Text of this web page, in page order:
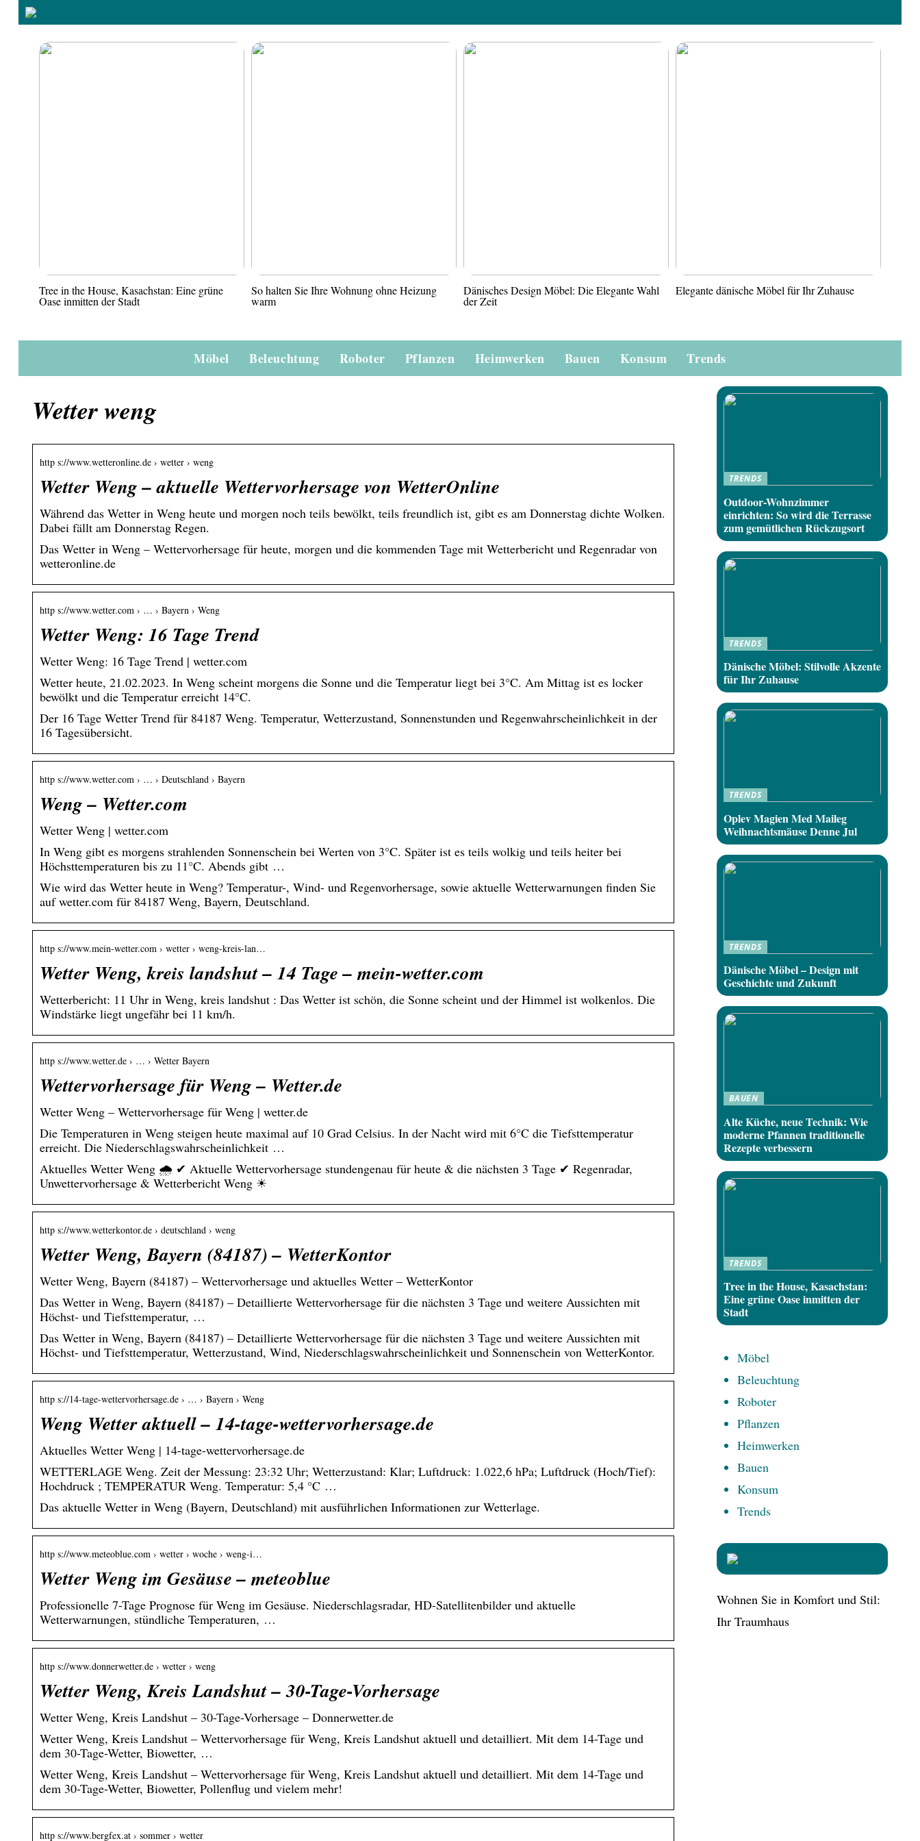
Tree in the House, Kasachstan: Eine grüne
Oase inmitten der Stadt
So halten Sie Ihre Wohnung ohne Heizung
warm
Dänisches Design Möbel: Die Elegante Wahl
der Zeit
Elegante dänische Möbel für Ihr Zuhause
Möbel Beleuchtung Roboter Pflanzen Heimwerken Bauen Konsum Trends
Wetter weng
http s://www.wetteronline.de › wetter › weng
Wetter Weng – aktuelle Wettervorhersage von WetterOnline
Während das Wetter in Weng heute und morgen noch teils bewölkt, teils freundlich ist, gibt es am Donnerstag dichte Wolken.
Dabei fällt am Donnerstag Regen.
Das Wetter in Weng – Wettervorhersage für heute, morgen und die kommenden Tage mit Wetterbericht und Regenradar von
wetteronline.de
http s://www.wetter.com › … › Bayern › Weng
Wetter Weng: 16 Tage Trend
Wetter Weng: 16 Tage Trend | wetter.com
Wetter heute, 21.02.2023. In Weng scheint morgens die Sonne und die Temperatur liegt bei 3°C. Am Mittag ist es locker
bewölkt und die Temperatur erreicht 14°C.
Der 16 Tage Wetter Trend für 84187 Weng. Temperatur, Wetterzustand, Sonnenstunden und Regenwahrscheinlichkeit in der
16 Tagesübersicht.
http s://www.wetter.com › … › Deutschland › Bayern
Weng – Wetter.com
Wetter Weng | wetter.com
In Weng gibt es morgens strahlenden Sonnenschein bei Werten von 3°C. Später ist es teils wolkig und teils heiter bei
Höchsttemperaturen bis zu 11°C. Abends gibt …
Wie wird das Wetter heute in Weng? Temperatur-, Wind- und Regenvorhersage, sowie aktuelle Wetterwarnungen finden Sie
auf wetter.com für 84187 Weng, Bayern, Deutschland.
http s://www.mein-wetter.com › wetter › weng-kreis-lan…
Wetter Weng, kreis landshut – 14 Tage – mein-wetter.com
Wetterbericht: 11 Uhr in Weng, kreis landshut : Das Wetter ist schön, die Sonne scheint und der Himmel ist wolkenlos. Die
Windstärke liegt ungefähr bei 11 km/h.
http s://www.wetter.de › … › Wetter Bayern
Wettervorhersage für Weng – Wetter.de
Wetter Weng – Wettervorhersage für Weng | wetter.de
Die Temperaturen in Weng steigen heute maximal auf 10 Grad Celsius. In der Nacht wird mit 6°C die Tiefsttemperatur
erreicht. Die Niederschlagswahrscheinlichkeit …
Aktuelles Wetter Weng 🌧️ ✔ Aktuelle Wettervorhersage stundengenau für heute & die nächsten 3 Tage ✔ Regenradar,
Unwettervorhersage & Wetterbericht Weng ☀
http s://www.wetterkontor.de › deutschland › weng
Wetter Weng, Bayern (84187) – WetterKontor
Wetter Weng, Bayern (84187) – Wettervorhersage und aktuelles Wetter – WetterKontor
Das Wetter in Weng, Bayern (84187) – Detaillierte Wettervorhersage für die nächsten 3 Tage und weitere Aussichten mit
Höchst- und Tiefsttemperatur, …
Das Wetter in Weng, Bayern (84187) – Detaillierte Wettervorhersage für die nächsten 3 Tage und weitere Aussichten mit
Höchst- und Tiefsttemperatur, Wetterzustand, Wind, Niederschlagswahrscheinlichkeit und Sonnenschein von WetterKontor.
http s://14-tage-wettervorhersage.de › … › Bayern › Weng
Weng Wetter aktuell – 14-tage-wettervorhersage.de
Aktuelles Wetter Weng | 14-tage-wettervorhersage.de
WETTERLAGE Weng. Zeit der Messung: 23:32 Uhr; Wetterzustand: Klar; Luftdruck: 1.022,6 hPa; Luftdruck (Hoch/Tief):
Hochdruck ; TEMPERATUR Weng. Temperatur: 5,4 °C …
Das aktuelle Wetter in Weng (Bayern, Deutschland) mit ausführlichen Informationen zur Wetterlage.
http s://www.meteoblue.com › wetter › woche › weng-i…
Wetter Weng im Gesäuse – meteoblue
Professionelle 7-Tage Prognose für Weng im Gesäuse. Niederschlagsradar, HD-Satellitenbilder und aktuelle
Wetterwarnungen, stündliche Temperaturen, …
http s://www.donnerwetter.de › wetter › weng
Wetter Weng, Kreis Landshut – 30-Tage-Vorhersage
Wetter Weng, Kreis Landshut – 30-Tage-Vorhersage – Donnerwetter.de
Wetter Weng, Kreis Landshut – Wettervorhersage für Weng, Kreis Landshut aktuell und detailliert. Mit dem 14-Tage und
dem 30-Tage-Wetter, Biowetter, …
Wetter Weng, Kreis Landshut – Wettervorhersage für Weng, Kreis Landshut aktuell und detailliert. Mit dem 14-Tage und
dem 30-Tage-Wetter, Biowetter, Pollenflug und vielem mehr!
http s://www.bergfex.at › sommer › wetter
TRENDS
Outdoor-Wohnzimmer
einrichten: So wird die Terrasse
zum gemütlichen Rückzugsort
TRENDS
Dänische Möbel: Stilvolle Akzente
für Ihr Zuhause
TRENDS
Oplev Magien Med Maileg
Weihnachtsmäuse Denne Jul
TRENDS
Dänische Möbel – Design mit
Geschichte und Zukunft
BAUEN
Alte Küche, neue Technik: Wie
moderne Pfannen traditionelle
Rezepte verbessern
TRENDS
Tree in the House, Kasachstan:
Eine grüne Oase inmitten der
Stadt
Möbel
Beleuchtung
Roboter
Pflanzen
Heimwerken
Bauen
Konsum
Trends
Wohnen Sie in Komfort und Stil:
Ihr Traumhaus